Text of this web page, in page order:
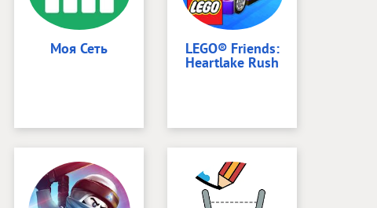
Моя Сеть LEGO® Friends:
Heartlake Rush